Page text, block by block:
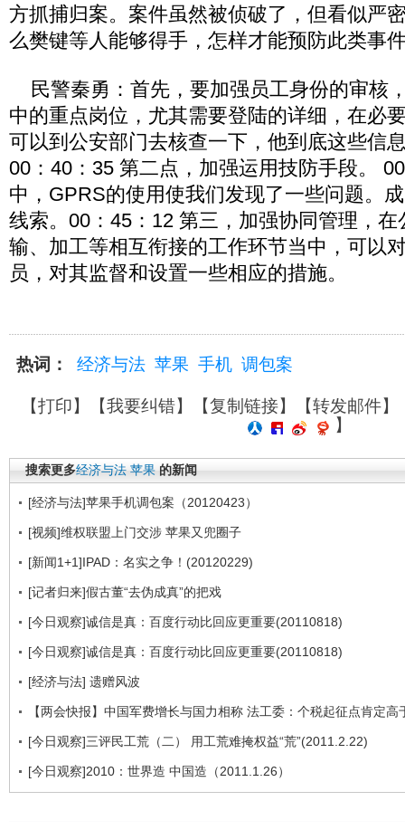
方抓捕归案。案件虽然被侦破了，但看似严
么樊键等人能够得手，怎样才能预防此类事
民警秦勇：首先，要加强员工身份的审核
中的重点岗位，尤其需要登陆的详细，在必
可以到公安部门去核查一下，他到底这些信
00：40：35 第二点，加强运用技防手段。
中，GPRS的使用使我们发现了一些问题。
线索。00：45：12 第三，加强协同管理，
输、加工等相互衔接的工作环节当中，可以
员，对其监督和设置一些相应的措施。
热词： 经济与法 苹果 手机 调包案
【打印】【我要纠错】【复制链接】【转发邮件】
】
搜索更多经济与法 苹果 的新闻
[经济与法]苹果手机调包案（20120423）
[视频]维权联盟上门交涉 苹果又兜圈子
[新闻1+1]IPAD：名实之争！(20120229)
[记者归来]假古董“去伪成真”的把戏
[今日观察]诚信是真：百度行动比回应更重要(20110818)
[今日观察]诚信是真：百度行动比回应更重要(20110818)
[经济与法] 遗赠风波
【两会快报】中国军费增长与国力相称 法工委：个税起征点肯定高
[今日观察]三评民工荒（二） 用工荒难掩权益“荒”(2011.2.22)
[今日观察]2010：世界造 中国造（2011.1.26）